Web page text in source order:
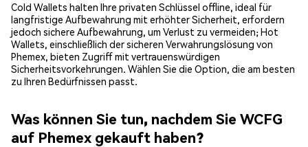
Cold Wallets halten Ihre privaten Schlüssel offline, ideal für
langfristige Aufbewahrung mit erhöhter Sicherheit, erfordern
jedoch sichere Aufbewahrung, um Verlust zu vermeiden; Hot
Wallets, einschließlich der sicheren Verwahrungslösung von
Phemex, bieten Zugriff mit vertrauenswürdigen
Sicherheitsvorkehrungen. Wählen Sie die Option, die am besten
zu Ihren Bedürfnissen passt.
Was können Sie tun, nachdem Sie WCFG
auf Phemex gekauft haben?